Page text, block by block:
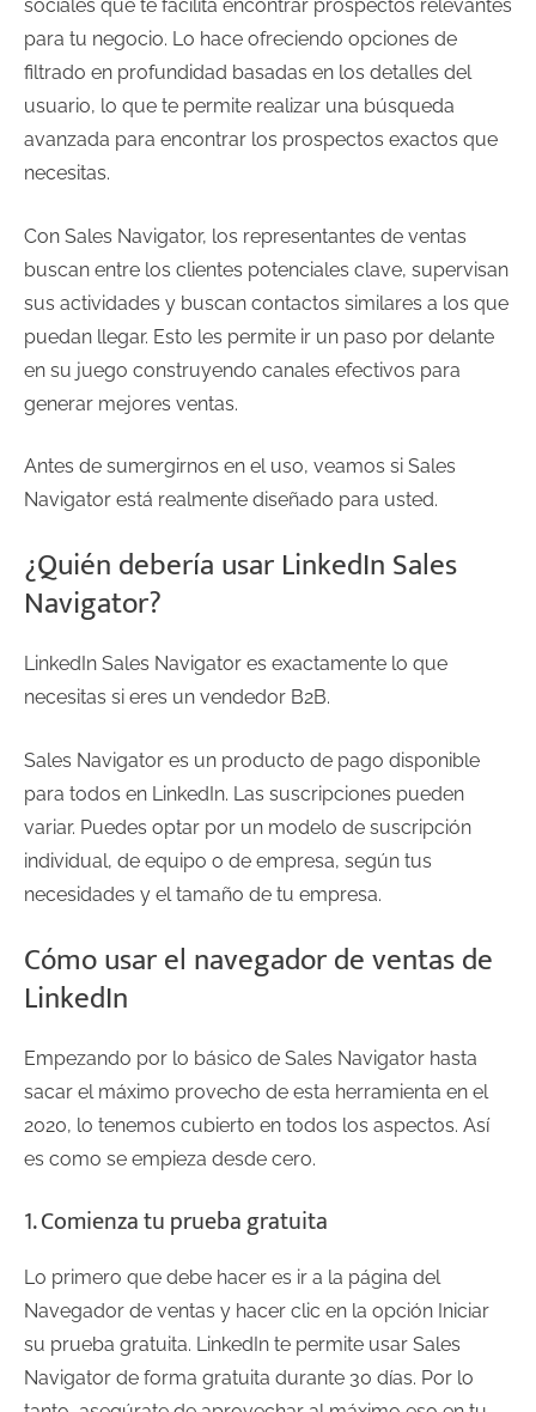
sociales que te facilita encontrar prospectos relevantes
para tu negocio. Lo hace ofreciendo opciones de
filtrado en profundidad basadas en los detalles del
usuario, lo que te permite realizar una búsqueda
avanzada para encontrar los prospectos exactos que
necesitas.
Con Sales Navigator, los representantes de ventas
buscan entre los clientes potenciales clave, supervisan
sus actividades y buscan contactos similares a los que
puedan llegar. Esto les permite ir un paso por delante
en su juego construyendo canales efectivos para
generar mejores ventas.
Antes de sumergirnos en el uso, veamos si Sales
Navigator está realmente diseñado para usted.
¿Quién debería usar LinkedIn Sales
Navigator?
LinkedIn Sales Navigator es exactamente lo que
necesitas si eres un vendedor B2B.
Sales Navigator es un producto de pago disponible
para todos en LinkedIn. Las suscripciones pueden
variar. Puedes optar por un modelo de suscripción
individual, de equipo o de empresa, según tus
necesidades y el tamaño de tu empresa.
Cómo usar el navegador de ventas de
LinkedIn
Empezando por lo básico de Sales Navigator hasta
sacar el máximo provecho de esta herramienta en el
2020, lo tenemos cubierto en todos los aspectos. Así
es como se empieza desde cero.
1. Comienza tu prueba gratuita
Lo primero que debe hacer es ir a la página del
Navegador de ventas y hacer clic en la opción Iniciar
su prueba gratuita. LinkedIn te permite usar Sales
Navigator de forma gratuita durante 30 días. Por lo